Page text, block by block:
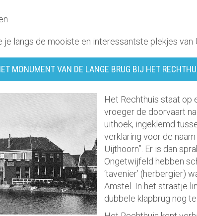
langs de mooiste en interessantste plekjes van
MONUMENT VAN DE LANGE BRUG BIJ HET
Het Rechthuis staat op
vroeger de doorvaart
uithoek, ingeklemd
verklaring voor de
Uijthoorn”. Er is dan
Ongetwijfeld hebben
‘tavenier’ (herbergier)
Amstel. In het straatje
dubbele klapbrug nog